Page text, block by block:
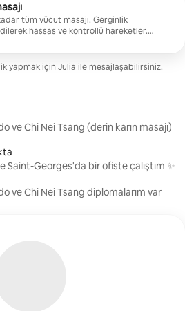
tüm vücut masajı. Gerginlik
hassas ve kontrollü hareketler.
yapmak için Julia ile mesajlaşabilirsiniz.
ve Chi Nei Tsang (derin karın masajı)
Saint-Georges'da bir ofiste çalıştım ✨
ve Chi Nei Tsang diplomalarım var